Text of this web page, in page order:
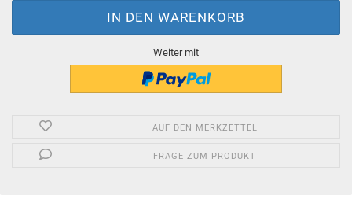
Weiter mit
AUF DEN MERKZETTEL
FRAGE ZUM PRODUKT